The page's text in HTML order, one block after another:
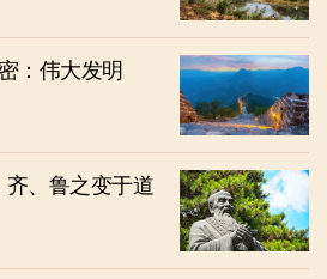
：伟大发明
齐、鲁之变于道